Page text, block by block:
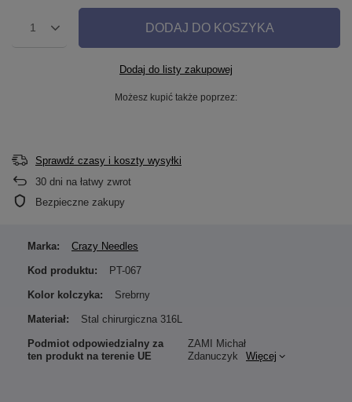
1 DODAJ DO KOSZYKA
Dodaj do listy zakupowej
Możesz kupić także poprzez:
Sprawdź czasy i koszty wysyłki
30 dni na łatwy zwrot
Bezpieczne zakupy
Marka: Crazy Needles
Kod produktu: PT-067
Kolor kolczyka: Srebrny
Materiał: Stal chirurgiczna 316L
Podmiot odpowiedzialny za
ten produkt na terenie UE
ZAMI Michał
Zdanuczyk
Więcej